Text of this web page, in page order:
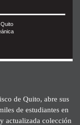
de Quito, abre sus
de estudiantes en
actualizada colección